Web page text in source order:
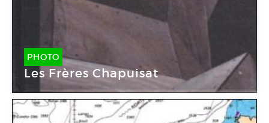
PHOTO
Les Frères Chapuisat